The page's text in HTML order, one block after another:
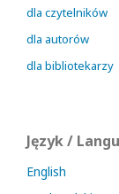
dla czytelników
dla autorów
dla bibliotekarzy
Język /
English